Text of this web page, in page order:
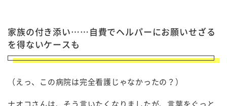
家族の付き添い……自費でヘルパーにお願いせざる
を得ないケースも
（えっ、この病院は完全看護じゃなかったの？）